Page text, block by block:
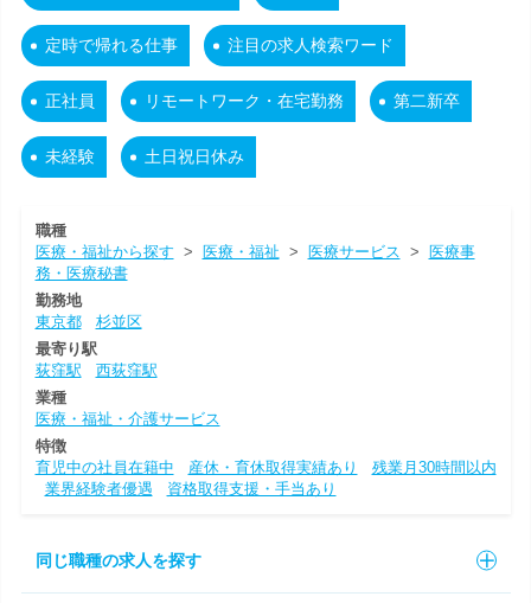
定時で帰れる仕事 注目の求人検索ワード
正社員 リモートワーク・在宅勤務 第二新卒
未経験 土日祝日休み
職種
医療・福祉から探す > 医療・福祉 > 医療サービス > 医療事
務・医療秘書
勤務地
東京都
杉並区
最寄り駅
荻窪駅
西荻窪駅
業種
医療・福祉・介護サービス
特徴
育児中の社員在籍中
産休・育休取得実績あり
残業月30時間以内
業界経験者優遇
資格取得支援・手当あり
同じ職種の求人を探す